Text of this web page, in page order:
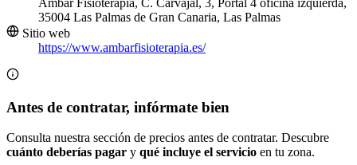
Ámbar Fisioterapia, C. Carvajal, 3, Portal 4 oficina izquierda,
35004 Las Palmas de Gran Canaria, Las Palmas
Sitio web
https://www.ambarfisioterapia.es/
Antes de contratar, infórmate bien
Consulta nuestra sección de precios antes de contratar. Descubre
cuánto deberías pagar y qué incluye el servicio en tu zona.